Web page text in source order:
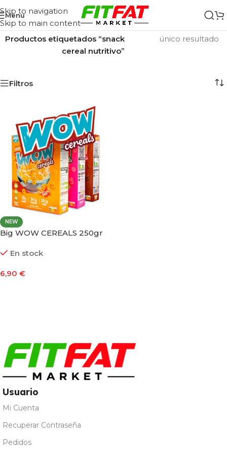
Skip to navigation
Skip to main content
Menu
Inicio/
Productos etiquetados “snack
cereal nutritivo”
único resultado
Filtros
NEW
Big WOW CEREALS 250gr
En stock
6,90 €
Usuario
Mi Cuenta
Recuperar Contraseña
Pedidos